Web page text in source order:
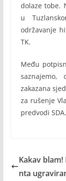
dolaze tobe.
u
održavanje
TK.
Među
zakazana
za rušenje
predvodi SDA.
Kakav
nta